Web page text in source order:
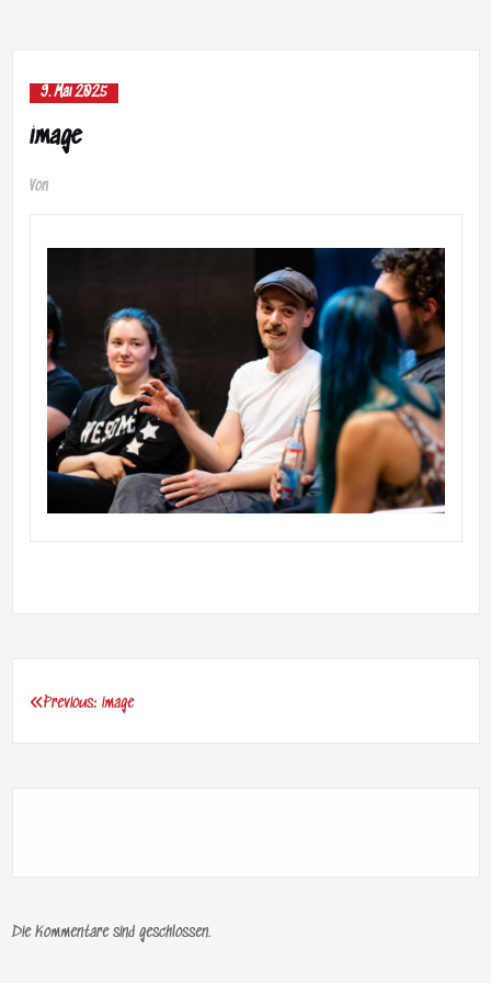
9. Mai 2025
image
Von
Beitragsnavigation
Previous: image
Die Kommentare sind geschlossen.